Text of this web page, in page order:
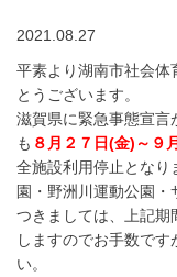
2021.08.27
平素より湖南市社会体
とうございます。
滋賀県に緊急事態宣言
も ８月 ２ ７日(金)～９
全施設利用停止となり
園・野洲川運動公園
つきましては、上記期
しますのでお手数で
い。